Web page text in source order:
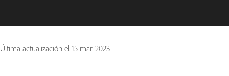
Última actualización el 15 mar. 2023